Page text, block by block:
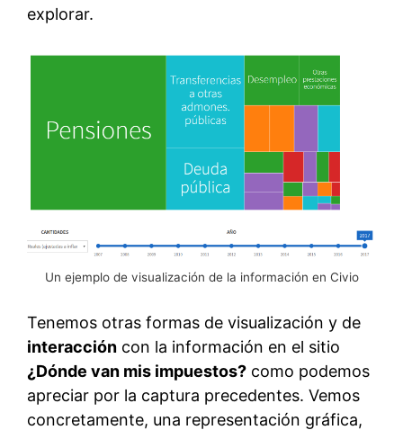
explorar.
Un ejemplo de visualización de la información en Civio
Tenemos otras formas de visualización y de
interacción con la información en el sitio
¿Dónde van mis impuestos? como podemos
apreciar por la captura precedentes. Vemos
concretamente, una representación gráfica,